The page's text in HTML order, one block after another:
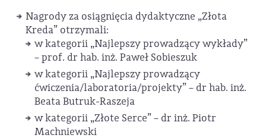
Nagrody za osiągnięcia dydaktyczne „Złota
Kreda” otrzymali:
w kategorii „Najlepszy prowadzący wykłady”
– prof. dr hab. inż. Paweł Sobieszuk
w kategorii „Najlepszy prowadzący
ćwiczenia/laboratoria/projekty” – dr hab. inż.
Beata Butruk-Raszeja
w kategorii „Złote Serce” – dr inż. Piotr
Machniewski